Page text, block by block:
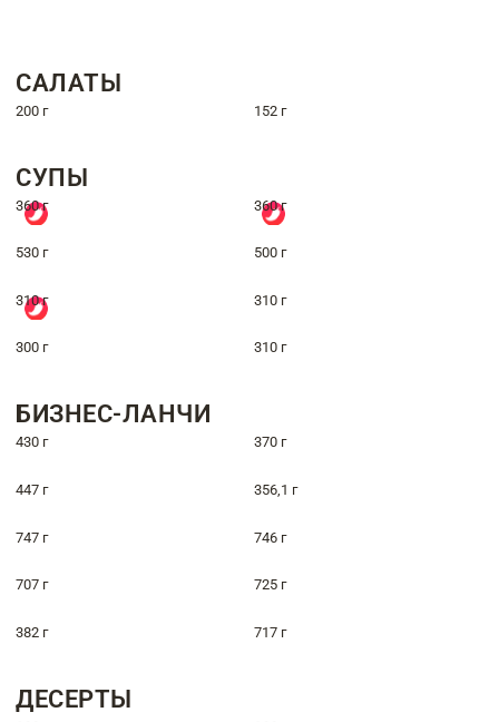
САЛАТЫ
200 г 152 г
СУПЫ
360 г 360 г
530 г 500 г
310 г 310 г
300 г 310 г
БИЗНЕС-ЛАНЧИ
430 г 370 г
447 г 356,1 г
747 г 746 г
707 г 725 г
382 г 717 г
ДЕСЕРТЫ